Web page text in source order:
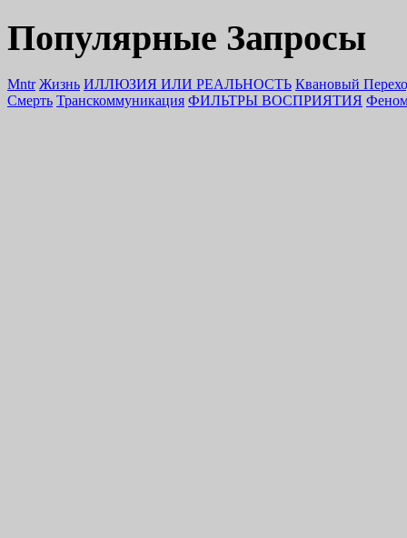
Популярные Запросы
Mntr Жизнь ИЛЛЮЗИЯ ИЛИ РЕАЛЬНОСТЬ Квановый
Смерть Транскоммуникация ФИЛЬТРЫ ВОСПРИЯТИЯ